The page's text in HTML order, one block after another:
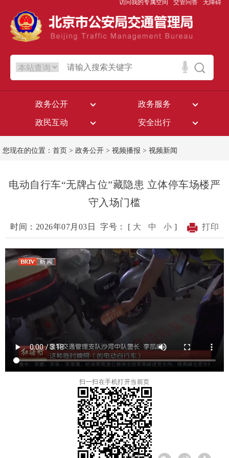
访问我的专属空间 交管问答 无障碍
政务公开 政务服务
政民互动 安全出行
您现在的位置： 首页 > 政务公开 > 视频播报 > 视频新闻
电动自行车“无牌占位”藏隐患 立体停车场楼严
守入场门槛
时间：2026年07月03日 字号： [ 大 中 小 ] 打印
扫一扫在手机打开当前页